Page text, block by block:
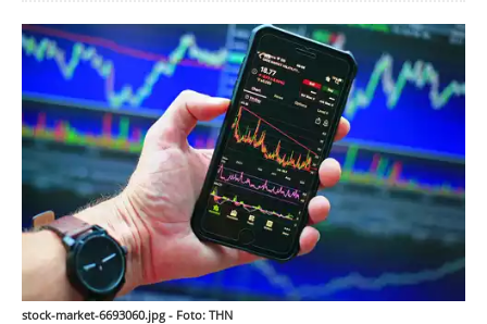
stock-market-6693060.jpg - Foto: THN